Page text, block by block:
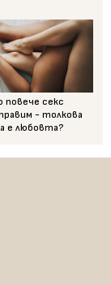
повече секс
- толкова
е любовта?